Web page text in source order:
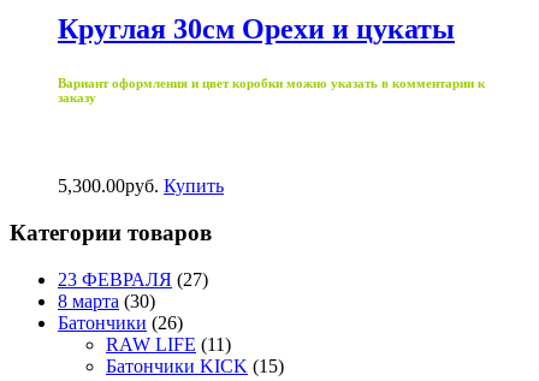
Круглая 30см Орехи и цукаты
Вариант оформления и цвет коробки можно указать в комментарии к
заказу
5,300.00руб. Купить
Категории товаров
23 ФЕВРАЛЯ (27)
8 марта (30)
Батончики (26)
RAW LIFE (11)
Батончики KICK (15)